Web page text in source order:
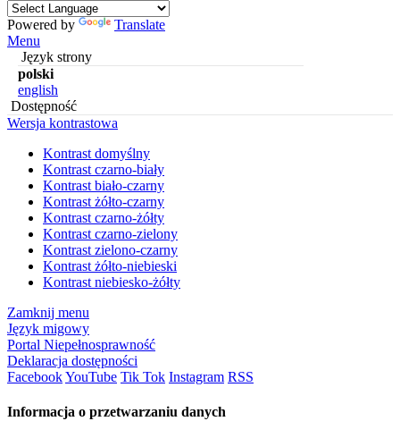
Powered by
Translate
Menu
Język strony
polski
english
Dostępność
Wersja kontrastowa
Kontrast domyślny
Kontrast czarno-biały
Kontrast biało-czarny
Kontrast żółto-czarny
Kontrast czarno-żółty
Kontrast czarno-zielony
Kontrast zielono-czarny
Kontrast żółto-niebieski
Kontrast niebiesko-żółty
Zamknij menu
Język migowy
Portal Niepełnosprawność
Deklaracja dostępności
FacebookYouTube Tik Tok Instagram RSS
Informacja o przetwarzaniu danych